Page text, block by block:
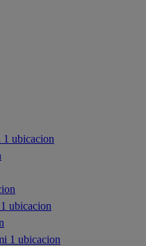
1 ubicacion
1 ubicacion
1 ubicacion